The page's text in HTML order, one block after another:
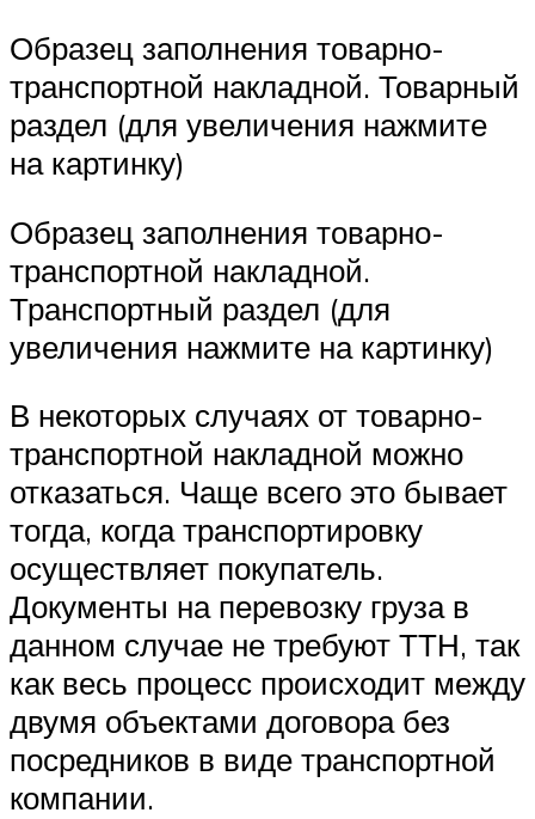
Образец заполнения товарно-
транспортной накладной. Товарный
раздел (для увеличения нажмите
на картинку)
Образец заполнения товарно-
транспортной накладной.
Транспортный раздел (для
увеличения нажмите на картинку)
В некоторых случаях от товарно-
транспортной накладной можно
отказаться. Чаще всего это бывает
тогда, когда транспортировку
осуществляет покупатель.
Документы на перевозку груза в
данном случае не требуют ТТН, так
как весь процесс происходит между
двумя объектами договора без
посредников в виде транспортной
компании.